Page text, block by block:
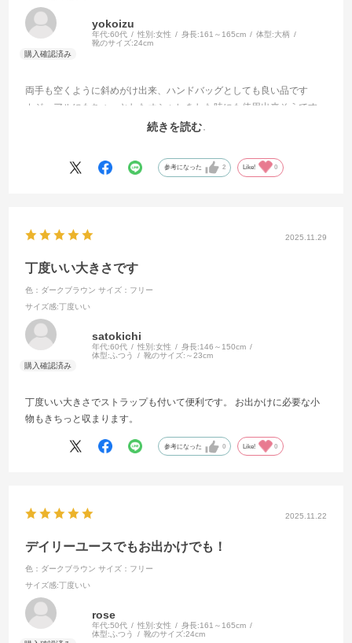
yokoizu
年代:60代 性別:女性 身長:161～165cm 体型:大柄
靴のサイズ:24cm
両手も空くように斜めがけ出来、ハンドバッグとしても良い品です
カジュアルにもちょっとしたオシャレをした時にも使用出来そうです
ファスナー部分がひっくり返るのがやや不満です
続きを読む
参考になった 2 Like! 0
2025.11.29
丁度いい大きさです
色：ダークブラウン サイズ：フリー
サイズ感:丁度いい
satokichi
年代:60代 性別:女性 身長:146～150cm
体型: ふつう 靴のサイズ: ～23cm
丁度いい大きさでストラップも付いて便利です。 お出かけに必要な小
物もきちっと収まります。
参考になった 0 Like! 0
2025.11.22
デイリーユースでもお出かけでも！
色：ダークブラウン サイズ：フリー
サイズ感:丁度いい
rose
年代:50代 性別:女性 身長:161～165cm
体型: ふつう 靴のサイズ:24cm